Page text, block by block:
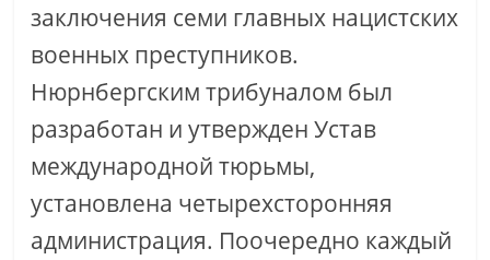
заключения семи главных нацистских
военных преступников.
Нюрнбергским трибуналом был
разработан и утвержден Устав
международной тюрьмы,
установлена четырехсторонняя
администрация. Поочередно каждый